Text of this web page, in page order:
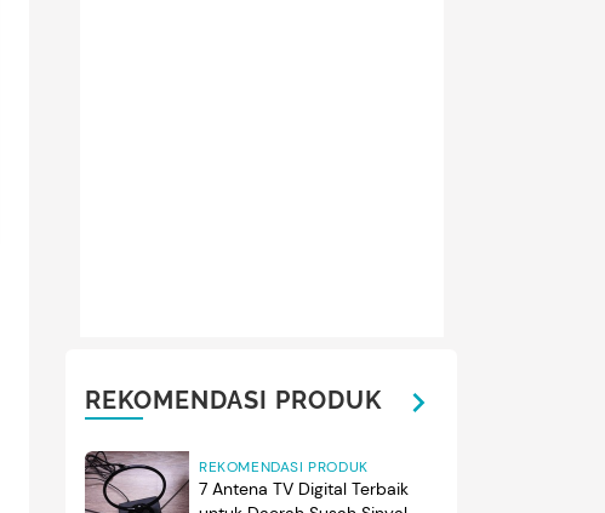
REKOMENDASI PRODUK
REKOMENDASI PRODUK
7 Antena TV Digital Terbaik